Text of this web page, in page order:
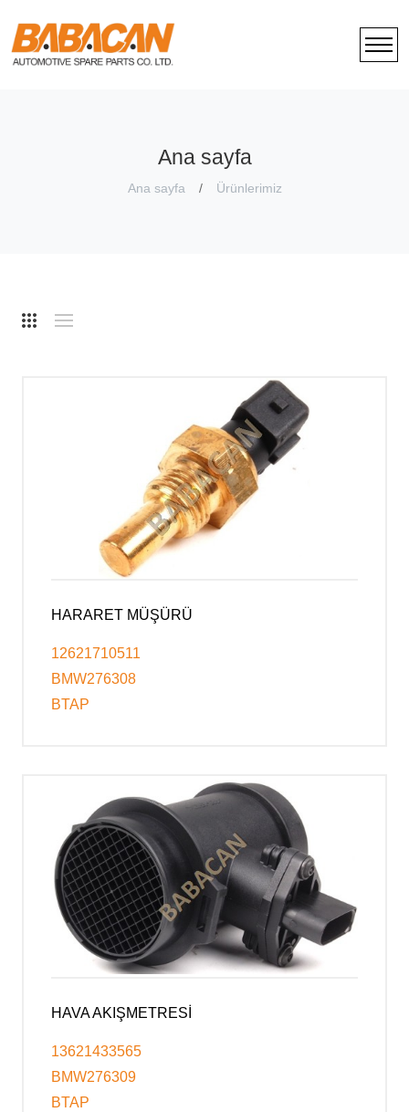
Ana sayfa
Ana sayfa Ürünlerimiz
HARARET MÜŞÜRÜ
12621710511
BMW276308
BTAP
HAVA AKIŞMETRESİ
13621433565
BMW276309
BTAP